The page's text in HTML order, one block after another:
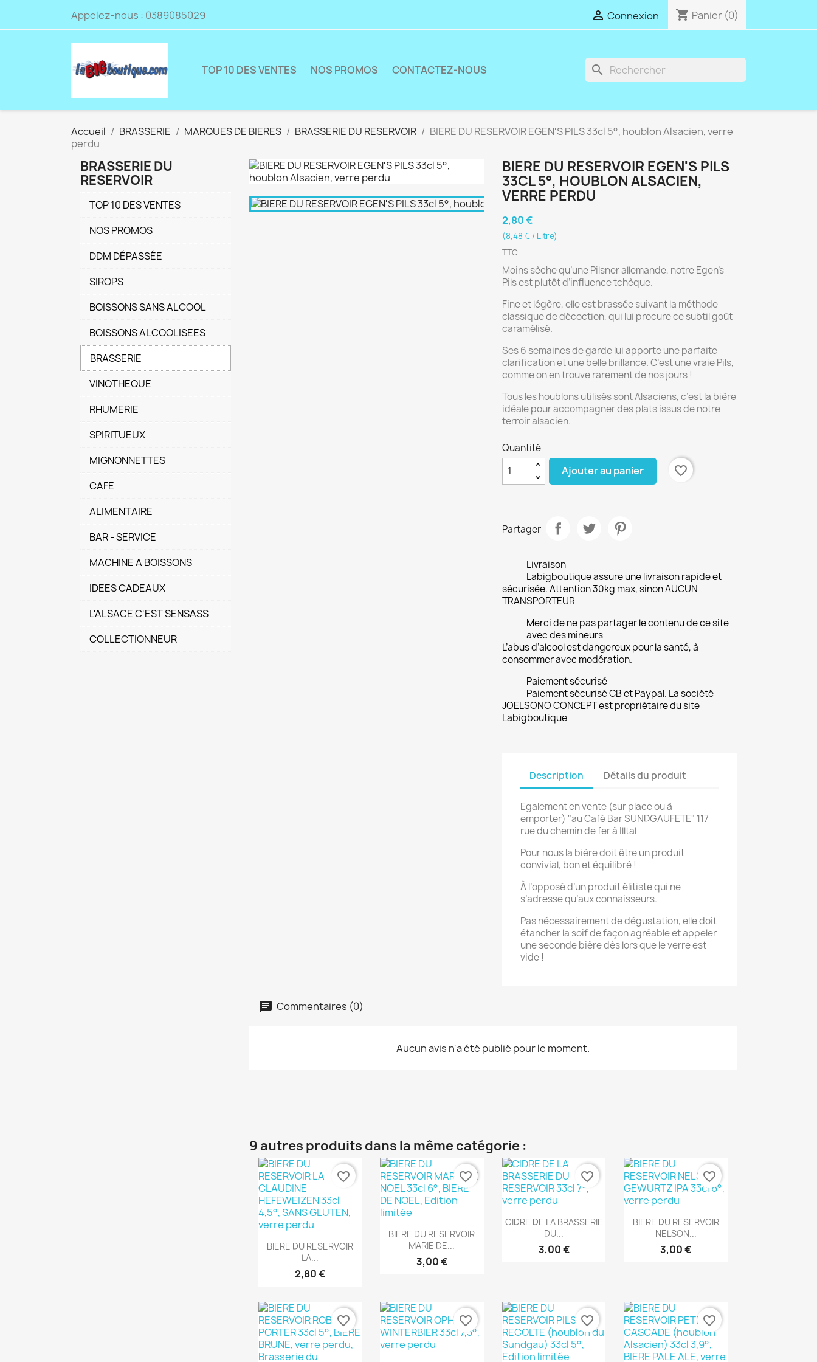
Appelez-nous : 0389085029  Connexion shopping_cart Panier (0)
TOP 10 DES VENTES NOS PROMOS CONTACTEZ-NOUS search
Accueil BRASSERIE MARQUES DE BIERES BRASSERIE DU RESERVOIR
BIERE DU RESERVOIR EGEN'S PILS 33cl 5°, houblon Alsacien, verre
perdu
BRASSERIE DU
RESERVOIR
TOP 10 DES VENTES
NOS PROMOS
DDM DÉPASSÉE
SIROPS
BOISSONS SANS ALCOOL
BOISSONS ALCOOLISEES
BRASSERIE
VINOTHEQUE
RHUMERIE
SPIRITUEUX
MIGNONNETTES
CAFE
ALIMENTAIRE
BAR - SERVICE
MACHINE A BOISSONS
IDEES CADEAUX
L'ALSACE C'EST SENSASS
COLLECTIONNEUR
BIERE DU RESERVOIR EGEN'S PILS
33CL 5°, HOUBLON ALSACIEN,
VERRE PERDU
2,80 €
(8,48 € / Litre)
TTC
Moins sèche qu’une Pilsner allemande, notre Egen’s
Pils est plutôt d’influence tchèque.
Fine et légère, elle est brassée suivant la méthode
classique de décoction, qui lui procure ce subtil goût
caramélisé.
Ses 6 semaines de garde lui apporte une parfaite
clarification et une belle brillance. C’est une vraie Pils,
comme on en trouve rarement de nos jours !
Tous les houblons utilisés sont Alsaciens, c’est la bière
idéale pour accompagner des plats issus de notre
terroir alsacien.
Quantité
Ajouter au panier favorite_border
Partager
Livraison
Labigboutique assure une livraison rapide et
sécurisée. Attention 30kg max, sinon AUCUN
TRANSPORTEUR
Merci de ne pas partager le contenu de ce site
avec des mineurs
L’abus d’alcool est dangereux pour la santé, à
consommer avec modération.
Paiement sécurisé
Paiement sécurisé CB et Paypal. La société
JOELSONO CONCEPT est propriétaire du site
Labigboutique
Description Détails du produit
Egalement en vente (sur place ou à
emporter) "au Café Bar SUNDGAUFETE" 117
rue du chemin de fer à Illtal
Pour nous la bière doit être un produit
convivial, bon et équilibré !
À l’opposé d’un produit élitiste qui ne
s’adresse qu’aux connaisseurs.
Pas nécessairement de dégustation, elle doit
étancher la soif de façon agréable et appeler
une seconde bière dès lors que le verre est
vide !
Commentaires (0)
Aucun avis n'a été publié pour le moment.
9 autres produits dans la même catégorie :
Aperçu rapide
BIERE DU RESERVOIR
LA...
2,80 €
favorite_border
Aperçu rapide
BIERE DU RESERVOIR
MARIE DE...
3,00 €
favorite_border
Aperçu rapide
CIDRE DE LA BRASSERIE
DU...
3,00 €
favorite_border
Aperçu rapide
BIERE DU RESERVOIR
NELSON...
3,00 €
favorite_border
favorite_border favorite_border favorite_border favorite_border